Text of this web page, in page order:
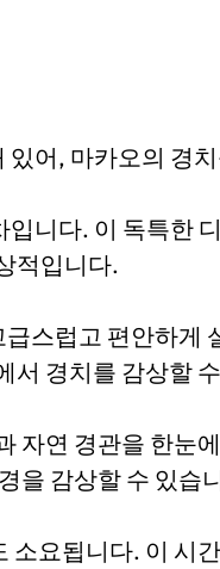
어, 마카오의 경
니다. 이 독특한
적입니다.
스럽고 편안하게
서 경치를 감상할
자연 경관을 한눈
을 감상할 수 있습
소요됩니다. 이 시